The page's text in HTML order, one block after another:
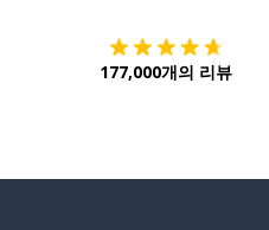
177,000개의 리뷰